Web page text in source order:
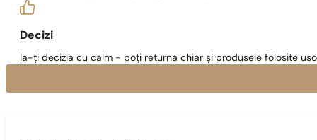
Decizi
Ia-ți decizia cu calm - poți returna chiar și produsele folosite